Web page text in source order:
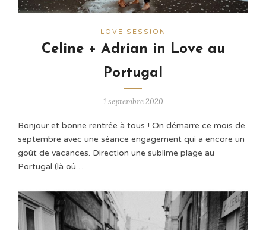
LOVE SESSION
Celine + Adrian in Love au
Portugal
1 septembre 2020
Bonjour et bonne rentrée à tous ! On démarre ce mois de
septembre avec une séance engagement qui a encore un
goût de vacances. Direction une sublime plage au
Portugal (là où …